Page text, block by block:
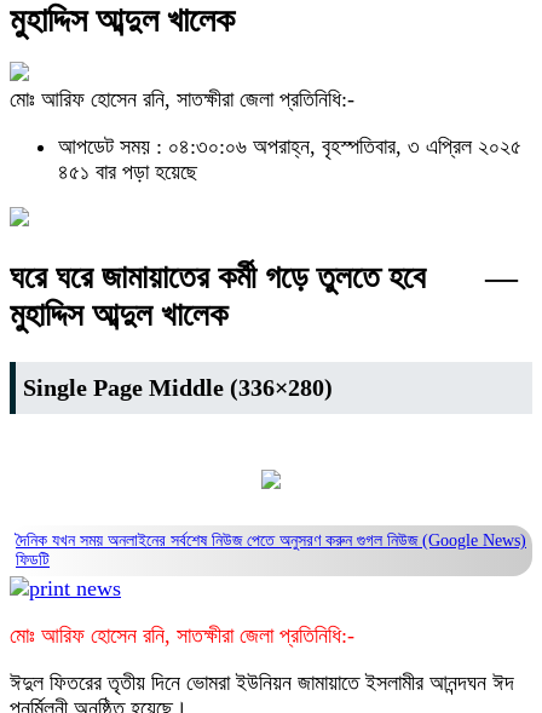
মুহাদ্দিস আব্দুল খালেক
মোঃ আরিফ হোসেন রনি, সাতক্ষীরা জেলা প্রতিনিধি:-
আপডেট সময় : ০৪:৩০:০৬ অপরাহ্ন, বৃহস্পতিবার, ৩ এপ্রিল ২০২৫
৪৫১ বার পড়া হয়েছে
ঘরে ঘরে জামায়াতের কর্মী গড়ে তুলতে হবে —
মুহাদ্দিস আব্দুল খালেক
Single Page Middle (336×280)
দৈনিক যখন সময় অনলাইনের সর্বশেষ নিউজ পেতে অনুসরণ করুন গুগল নিউজ (Google News)
ফিডটি
মোঃ আরিফ হোসেন রনি, সাতক্ষীরা জেলা প্রতিনিধি:-
ঈদুল ফিতরের তৃতীয় দিনে ভোমরা ইউনিয়ন জামায়াতে ইসলামীর আনন্দঘন ঈদ
পুনর্মিলনী অনুষ্ঠিত হয়েছে।